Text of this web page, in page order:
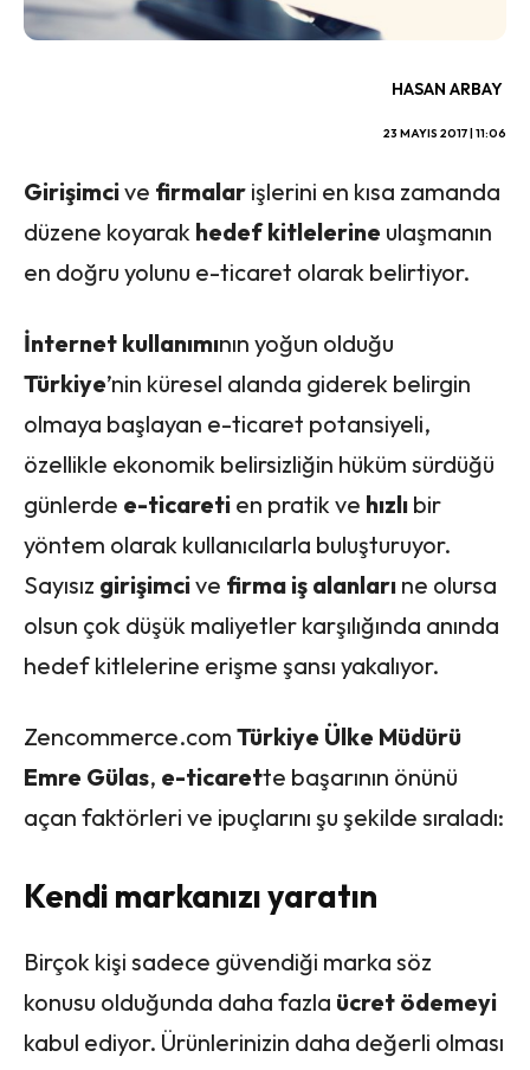
HASAN ARBAY
23 MAYIS 2017 | 11:06
Girişimcive firmalar işlerini en kısa zamanda
düzene koyarak hedef kitlelerine ulaşmanın
en doğru yolunu e-ticaret olarak belirtiyor.
İnternet kullanımının yoğun olduğu
Türkiye’nin küresel alanda giderek belirgin
olmaya başlayan e-ticaret potansiyeli,
özellikle ekonomik belirsizliğin hüküm sürdüğü
günlerde e-ticareti en pratik ve hızlı bir
yöntem olarak kullanıcılarla buluşturuyor.
Sayısız girişimcive firma iş alanları ne olursa
olsun çok düşük maliyetler karşılığında anında
hedef kitlelerine erişme şansı yakalıyor.
Zencommerce.com Türkiye Ülke Müdürü
Emre Gülas, e-ticarette başarının önünü
açan faktörleri ve ipuçlarını şu şekilde sıraladı:
Kendi markanızı yaratın
Birçok kişi sadece güvendiği marka söz
konusu olduğunda daha fazla ücret ödemeyi
kabul ediyor. Ürünlerinizin daha değerli olması